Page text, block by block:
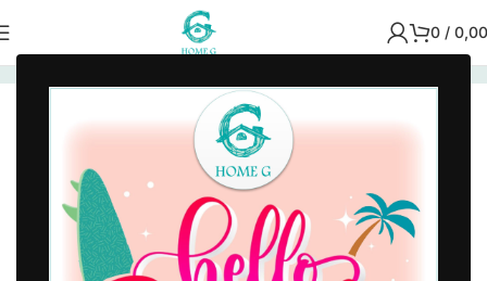
0 / 0,00
Αρχική σελίδα/Χαλιά - Ταπέτα/Πατάκια Εξώπορτας